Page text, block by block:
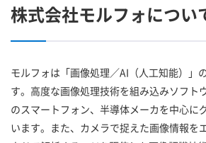
株式会社モルフォについ
モルフォは「画像処理／AI（人工知能）」
す。高度な画像処理技術を組み込みソフト
のスマートフォン、半導体メーカを中心に
います。また、カメラで捉えた画像情報を